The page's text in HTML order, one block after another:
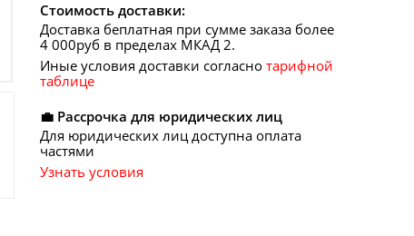
Стоимость доставки:
Доставка беплатная при сумме заказа более
4 000руб в пределах МКАД 2.
Иные условия доставки согласно тарифной
таблице
💼 Рассрочка для юридических лиц
Для юридических лиц доступна оплата
частями
Узнать условия